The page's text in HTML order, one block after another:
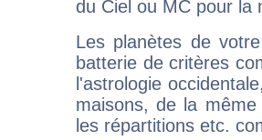
du Ciel ou MC pour la
Les planètes de
batterie de critères
l'astrologie
maisons, de la
les répartitions etc.